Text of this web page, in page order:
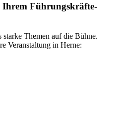
Ihrem Führungskräfte-
Themen auf die Bühne.
Veranstaltung in Herne: